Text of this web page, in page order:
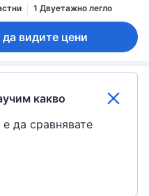
1 Двуетажно легло
видите цени
какво
да сравнявате